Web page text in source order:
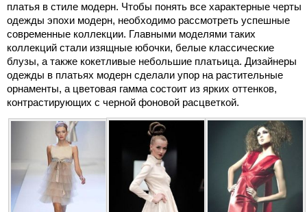
платья в стиле модерн. Чтобы понять все характерные черты
одежды эпохи модерн, необходимо рассмотреть успешные
современные коллекции. Главными моделями таких
коллекций стали изящные юбочки, белые классические
блузы, а также кокетливые небольшие платьица. Дизайнеры
одежды в платьях модерн сделали упор на растительные
орнаменты, а цветовая гамма состоит из ярких оттенков,
контрастирующих с черной фоновой расцветкой.